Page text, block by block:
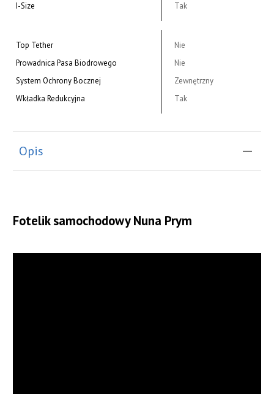
I-Size
Tak
Top Tether
Nie
Prowadnica Pasa Biodrowego
Nie
System Ochrony Bocznej
Zewnętrzny
Wkładka Redukcyjna
Tak
Opis
Fotelik samochodowy Nuna Prym